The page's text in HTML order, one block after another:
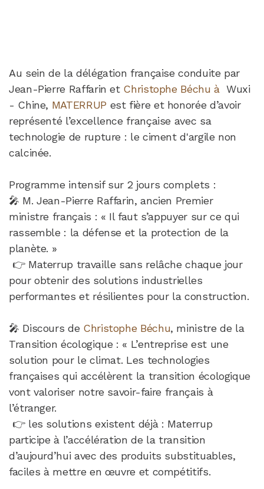
Au sein de la délégation française conduite par
Jean-Pierre Raffarin et Christophe Béchu à Wuxi
- Chine, MATERRUP est fière et honorée d’avoir
représenté l’excellence française avec sa
technologie de rupture : le ciment d'argile non
calcinée.
Programme intensif sur 2 jours complets :
🎤 M. Jean-Pierre Raffarin, ancien Premier
ministre français : « Il faut s’appuyer sur ce qui
rassemble : la défense et la protection de la
planète. »
👉 Materrup travaille sans relâche chaque jour
pour obtenir des solutions industrielles
performantes et résilientes pour la construction.
🎤 Discours de Christophe Béchu, ministre de la
Transition écologique : « L’entreprise est une
solution pour le climat. Les technologies
françaises qui accélèrent la transition écologique
vont valoriser notre savoir-faire français à
l’étranger.
👉 les solutions existent déjà : Materrup
participe à l’accélération de la transition
d’aujourd’hui avec des produits substituables,
faciles à mettre en œuvre et compétitifs.